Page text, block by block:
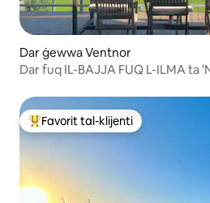
Dar ġewwa Ventnor
Dar fuq IL-BAJJA FUQ L-ILMA ta
Wieħed mill-aqwa favoriti tal-
Favorit tal-klijenti